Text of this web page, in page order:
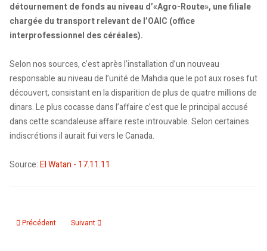
détournement de fonds au niveau d’«Agro-Route», une filiale
chargée du transport relevant de l’OAIC (office
interprofessionnel des céréales).
Selon nos sources, c’est après l’installation d’un nouveau
responsable au niveau de l’unité de Mahdia que le pot aux roses fut
découvert, consistant en la disparition de plus de quatre millions de
dinars. Le plus cocasse dans l’affaire c’est que le principal accusé
dans cette scandaleuse affaire reste introuvable. Selon certaines
indiscrétions il aurait fui vers le Canada.
Source:El Watan - 17.11.11
Article précédent : Après la visite de Halim Benatallah au Canada. La
Précédent Article suivant : Prix d’excellence de la Fondation Club
Suivant